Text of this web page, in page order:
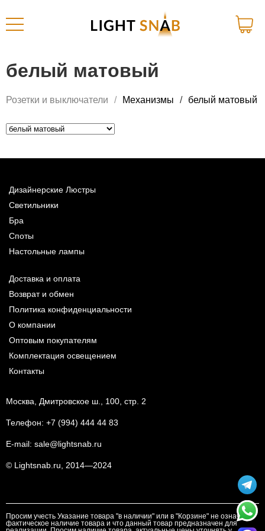
белый матовый
Розетки и выключатели Механизмы белый матовый
Дизайнерские Люстры
Светильники
Бра
Споты
Настольные лампы
Доставка и оплата
Возврат и обмен
Политика конфиденциальности
О компании
Оптовым покупателям
Комплектация освещением
Контакты
Москва, Дмитровское ш., 100, стр. 2
Телефон: +7 (994) 444 44 83
E-mail: sale@lightsnab.ru
© Lightsnab.ru, 2014—2024
Просим учесть Указание товара "в наличии" или в "Корзине" не означает
фактическое наличие товара и что данный товар предназначен для